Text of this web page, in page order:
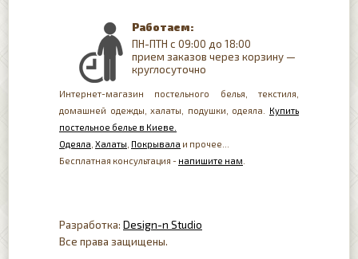
Работаем:
ПН-ПТН с 09:00 до 18:00
прием заказов через корзину —
круглосуточно
Интернет-магазин постельного белья, текстиля,
домашней одежды, халаты, подушки, одеяла. Купить
постельное белье в Киеве.
Одеяла Халаты Покрывала и прочее...
Бесплатная консультация - напишите нам
Разработка: Design-n Studio
Все права защищены.